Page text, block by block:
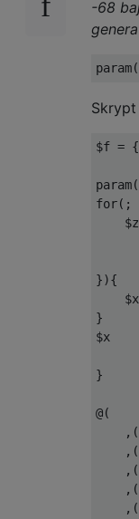
-68
param(
$f = {
param(
for(;
    $z
}){
    $x
}
}
@(
,(
,(
,(
,(
,(